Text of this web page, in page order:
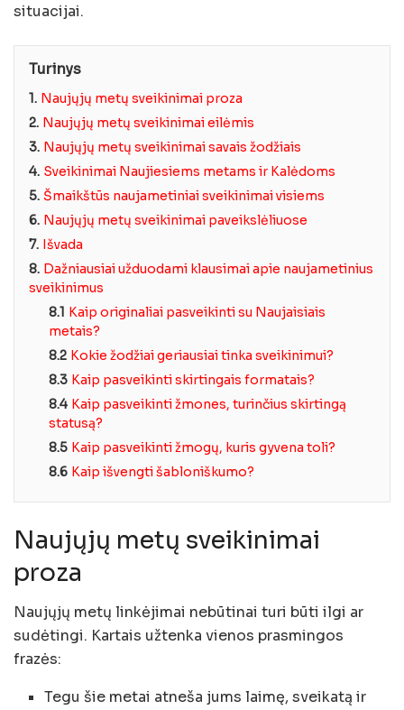
situacijai.
Turinys
1. Naujųjų metų sveikinimai proza
2. Naujųjų metų sveikinimai eilėmis
3. Naujųjų metų sveikinimai savais žodžiais
4. Sveikinimai Naujiesiems metams ir Kalėdoms
5. Šmaikštūs naujametiniai sveikinimai visiems
6. Naujųjų metų sveikinimai paveikslėliuose
7. Išvada
8. Dažniausiai užduodami klausimai apie naujametinius
sveikinimus
8.1 Kaip originaliai pasveikinti su Naujaisiais
metais?
8.2 Kokie žodžiai geriausiai tinka sveikinimui?
8.3 Kaip pasveikinti skirtingais formatais?
8.4 Kaip pasveikinti žmones, turinčius skirtingą
statusą?
8.5 Kaip pasveikinti žmogų, kuris gyvena toli?
8.6 Kaip išvengti šabloniškumo?
Naujųjų metų sveikinimai
proza
Naujųjų metų linkėjimai nebūtinai turi būti ilgi ar
sudėtingi. Kartais užtenka vienos prasmingos
frazės:
Tegu šie metai atneša jums laimę, sveikatą ir